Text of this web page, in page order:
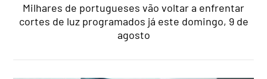
Milhares de portugueses vão voltar a enfrentar
cortes de luz programados já este domingo, 9 de
agosto